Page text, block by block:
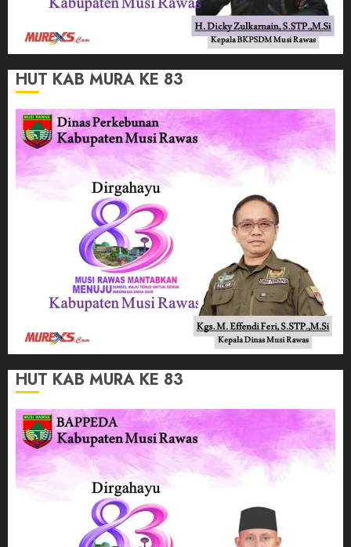
HUT KAB MURA KE 83
HUT KAB MURA KE 83